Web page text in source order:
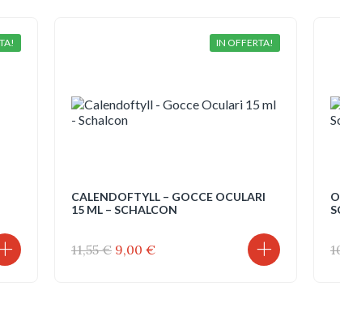
IN OFFERTA!
CALENDOFTYLL – GOCCE OCULARI
15 ML – SCHALCON
11,55€ Il
9,00 €Il